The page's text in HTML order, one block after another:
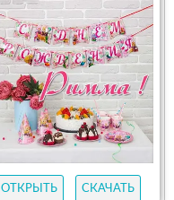
ОТКРЫТЬ СКАЧАТЬ